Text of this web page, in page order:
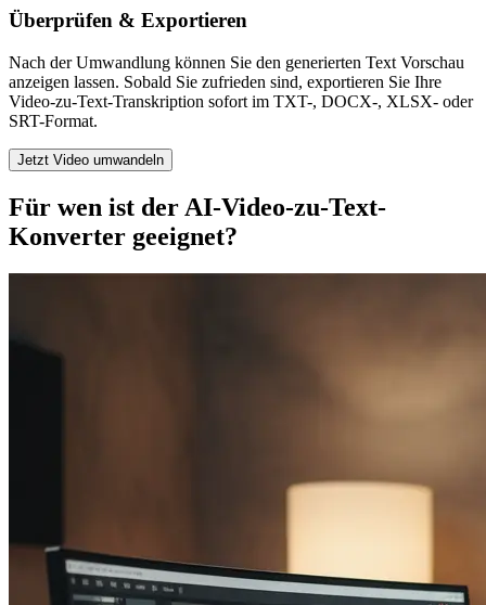
Überprüfen & Exportieren
Nach der Umwandlung können Sie den generierten Text Vorschau
anzeigen lassen. Sobald Sie zufrieden sind, exportieren Sie Ihre
Video-zu-Text-Transkription sofort im TXT-, DOCX-, XLSX- oder
SRT-Format.
Jetzt Video umwandeln
Für wen ist der AI-Video-zu-Text-
Konverter geeignet?